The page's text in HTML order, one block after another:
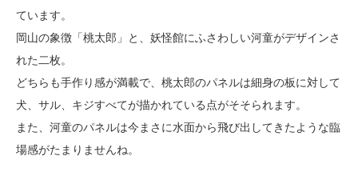
ています。
岡山の象徴「桃太郎」と、妖怪館にふさわしい河童がデザインさ
れた二枚。
どちらも手作り感が満載で、桃太郎のパネルは細身の板に対して
犬、サル、キジすべてが描かれている点がそそられます。
また、河童のパネルは今まさに水面から飛び出してきたような臨
場感がたまりませんね。